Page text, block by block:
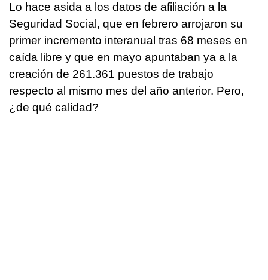
Lo hace asida a los datos de afiliación a la
Seguridad Social, que en febrero arrojaron su
primer incremento interanual tras 68 meses en
caída libre y que en mayo apuntaban ya a la
creación de 261.361 puestos de trabajo
respecto al mismo mes del año anterior. Pero,
¿de qué calidad?